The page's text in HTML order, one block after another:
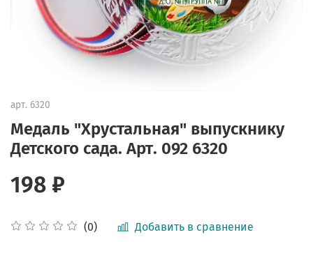
арт. 6320
Медаль "Хрустальная" выпускнику
Детского сада. Арт. 092 6320
(0) Добавить в сравнение
198 ₽